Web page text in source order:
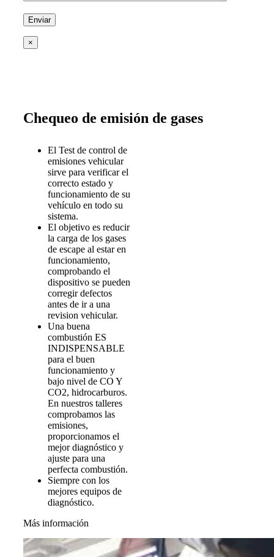
×
Chequeo de emisión de gases
El Test de control de
emisiones vehicular
sirve para verificar el
correcto estado y
funcionamiento de su
vehículo en todo su
sistema.
El objetivo es reducir
la carga de los gases
de escape al estar en
funcionamiento,
comprobando el
dispositivo se pueden
corregir defectos
antes de ir a una
revision vehicular.
Una buena
combustión ES
INDISPENSABLE
para el buen
funcionamiento y
bajo nivel de CO Y
CO2, hidrocarburos.
En nuestros talleres
comprobamos las
emisiones,
proporcionamos el
mejor diagnóstico y
ajuste para una
perfecta combustión.
Siempre con los
mejores equipos de
diagnóstico.
Más información